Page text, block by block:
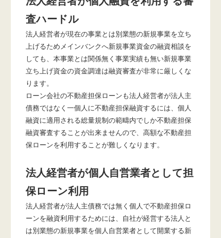
査ハードル
法人経営者が現在の事業とは別業態の新規事業を立ち
上げるためメインバンクへ新規事業資金の融資相談を
しても、本事業とは関係無く事業実績も無い新規事業
立ち上げ資金の資金調達は融資審査が非常に厳しくな
ります。
ローン会社の不動産担保ローンも法人経営者が法人主
債務ではなく一個人に不動産担保融資するには、個人
融資に適用される総量規制の範疇内でしか不動産担保
融資審査することが出来ませんので、高額な不動産担
保ローンを利用することが難しくなります。
法人経営者が個人自営業者として担
保ローン利用
法人経営者が法人主債務では無く個人で不動産担保ロ
ーンを融資利用するためには、自社が経営する法人と
は別業態の新規事業を個人自営業者として開業する新